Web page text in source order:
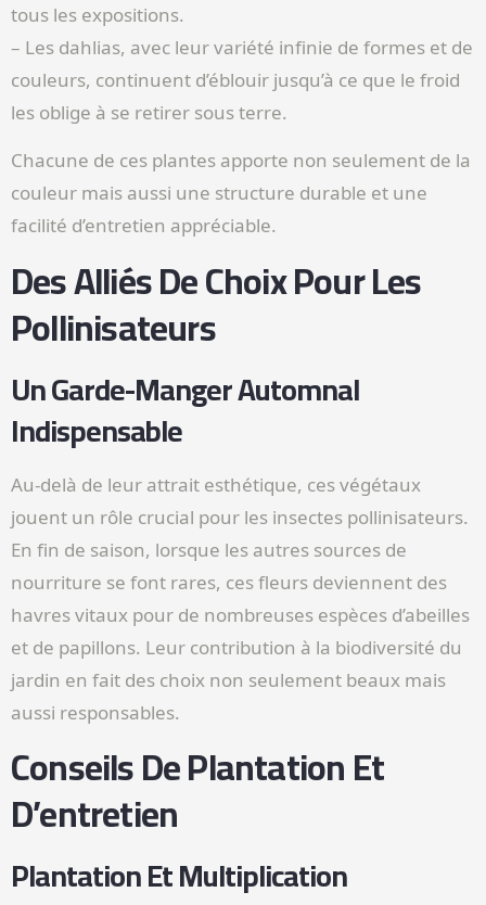
tous les expositions.
– Les dahlias, avec leur variété infinie de formes et de
couleurs, continuent d’éblouir jusqu’à ce que le froid
les oblige à se retirer sous terre.
Chacune de ces plantes apporte non seulement de la
couleur mais aussi une structure durable et une
facilité d’entretien appréciable.
Des Alliés De Choix Pour Les
Pollinisateurs
Un Garde-Manger Automnal
Indispensable
Au-delà de leur attrait esthétique, ces végétaux
jouent un rôle crucial pour les insectes pollinisateurs.
En fin de saison, lorsque les autres sources de
nourriture se font rares, ces fleurs deviennent des
havres vitaux pour de nombreuses espèces d’abeilles
et de papillons. Leur contribution à la biodiversité du
jardin en fait des choix non seulement beaux mais
aussi responsables.
Conseils De Plantation Et
D’entretien
Plantation Et Multiplication